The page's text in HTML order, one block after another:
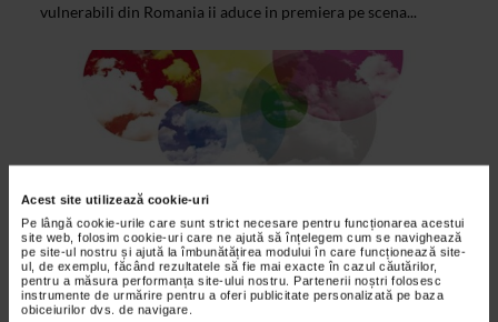
Acest site utilizează cookie-uri
Pe lângă cookie-urile care sunt strict necesare pentru funcționarea acestui
site web, folosim cookie-uri care ne ajută să înțelegem cum se navighează
pe site-ul nostru și ajută la îmbunătățirea modului în care funcționează site-
ul, de exemplu, făcând rezultatele să fie mai exacte în cazul căutărilor,
pentru a măsura performanța site-ului nostru. Partenerii noștri folosesc
instrumente de urmărire pentru a oferi publicitate personalizată pe baza
obiceiurilor dvs. de navigare.
vulnerabili din Romania ii aduce in premiera pe scena...
ALTE MATERIALE